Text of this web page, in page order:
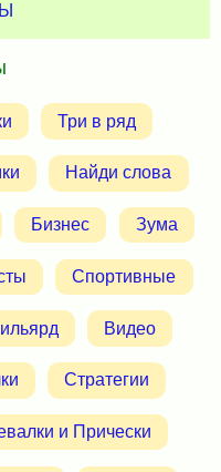
Три в ряд
Найди слова
Бизнес Зума
Спортивные
Видео
Стратегии
и Прически